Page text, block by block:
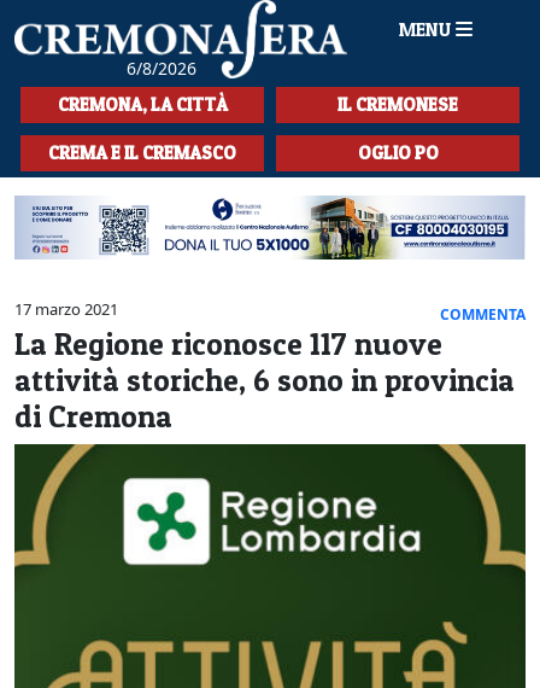
6/8/2026
MENU
HOME
CRONACA
SPORT
LA MUSICA
CULTURA
LA STORIA
SPETTACOLI
L'EDITORIALE
SEZIONI
CERCA
CREMONA, LA CITTÀ IL CREMONESE
CREMA E IL CREMASCO OGLIO PO
17 marzo 2021 COMMENTA
La Regione riconosce 117 nuove
attività storiche, 6 sono in provincia
di Cremona